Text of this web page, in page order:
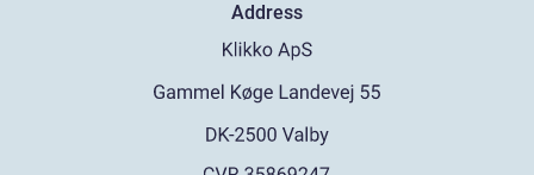
Address